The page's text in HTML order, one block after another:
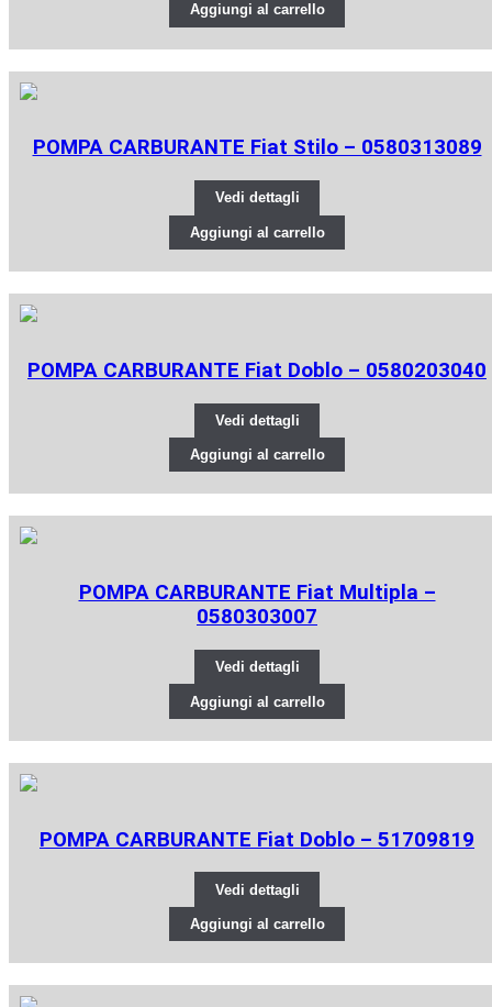
Aggiungi al carrello
POMPA CARBURANTE Fiat Stilo – 0580313089
Vedi dettagli
Aggiungi al carrello
POMPA CARBURANTE Fiat Doblo – 0580203040
Vedi dettagli
Aggiungi al carrello
POMPA CARBURANTE Fiat Multipla –
0580303007
Vedi dettagli
Aggiungi al carrello
POMPA CARBURANTE Fiat Doblo – 51709819
Vedi dettagli
Aggiungi al carrello